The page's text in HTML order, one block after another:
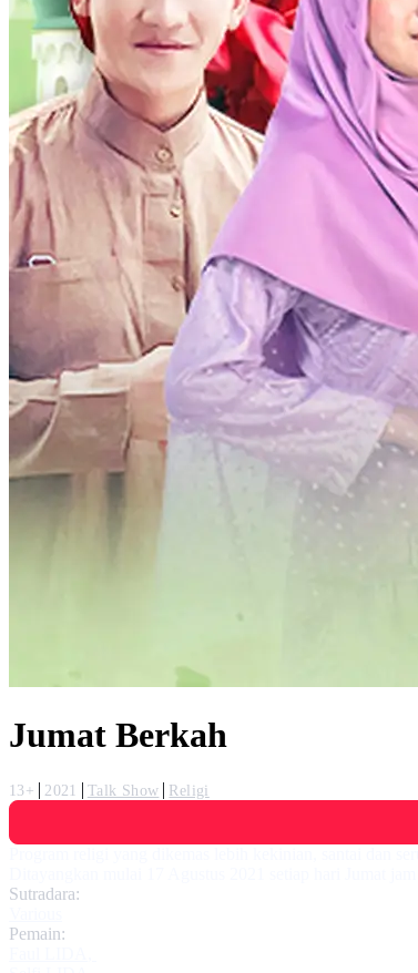
Jumat Berkah
13+ 2021 Talk Show
Religi
Sutradara:
Pemain: